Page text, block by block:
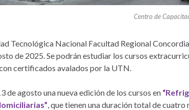
Centro de
Tecnológica Nacional Facultad Regional
de 2025. Se podrán estudiar los cursos
certificados avalados por la UTN.
de agosto una nueva edición de los cursos en
, que tienen una duración total de